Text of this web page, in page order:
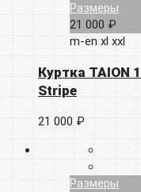
Размеры
21 000 ₽
m-en xl xxl
Куртка TAION
Stripe
21 000 ₽
Размеры